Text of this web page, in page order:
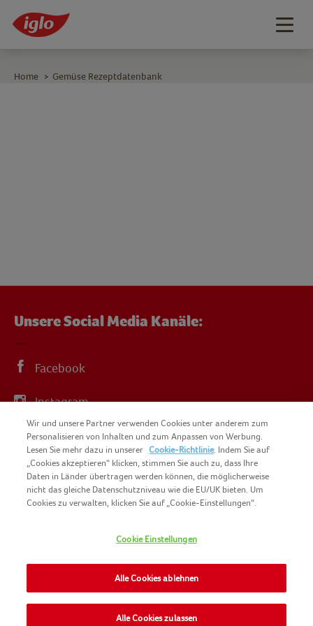
Home > Gemüse Rezeptdatenbank
Unsere Social Media Kanäle:
Facebook
Instagram
YouTube
SITEMAP
KONTAKT
IMPRESSUM
NOMAD FOODS
NUTZUNGSBEDINGUNGEN
PRIVACY POLICY
Wir und unsere Partner verwenden Cookies unter anderem zum
Personalisieren von Inhalten und zum Anpassen von Werbung.
Lesen Sie mehr dazu in unserer Cookie-Richtlinie. Indem Sie auf
„Cookies akzeptieren“ klicken, stimmen Sie auch zu, dass Ihre
Daten in Länder übertragen werden können, die möglicherweise
nicht das gleiche Datenschutzniveau wie die EU/UK bieten. Um
Cookies zu verwalten, klicken Sie auf „Cookie-Einstellungen“.
Cookie Einstellungen
Alle Cookies ablehnen
Alle Cookies zulassen